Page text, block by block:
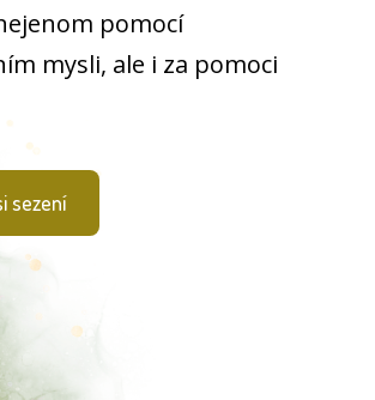
pomocí
mysli, ale i za pomoci
sezení